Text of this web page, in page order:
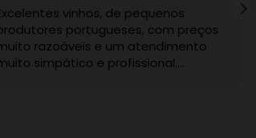
vinhos, de pequenos
portugueses, com preços
razoáveis e um atendimento
simpático e profissional.